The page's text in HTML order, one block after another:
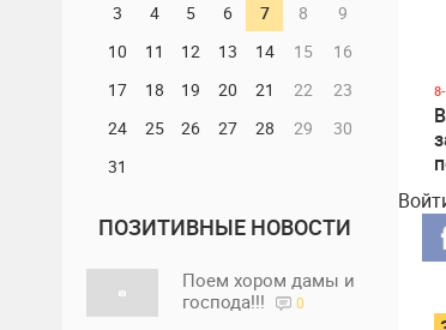
3
4 5 6 7 8
9
10
11 12 13 14 15
16
17
18 19 20 21 22
23
24
25 26 27 28 29
30
31
ПОЗИТИВНЫЕ НОВОСТИ
Поем хором дамы и
господа!!!
0